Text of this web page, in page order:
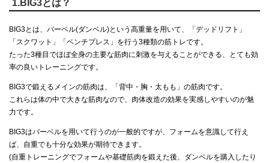
1.BIG3とは？
BIG3とは、バーベル(ダンベル)という高重量を用いて、「デッドリフト」
「スクワット」「ベンチプレス」を行う3種類の筋トレです。
たった3種目でほぼ全身の主要な筋肉に刺激を与えることができる、とても効
率の良いトレーニングです。
BIG3で鍛えるメインの筋肉は、「背中・胸・太もも」の筋肉です。
これらは体の中で大きな筋肉なので、肉体改造の効果を実感しやすいのが魅
力です。
BIG3はバーベルを用いて行うのが一般的ですが、フォームを意識して行え
ば、自重でも十分な効果が期待できます。
(自重トレーニングでフォームや基礎筋肉を鍛えた後、ダンベルを購入したり